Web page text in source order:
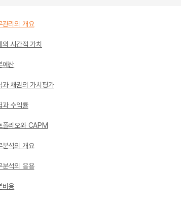
관리의 개요
의 시간적 가치
예산
과 채권의 가치평가
과 수익률
폴리오와 CAPM
분석의 개요
분석의 응용
비용